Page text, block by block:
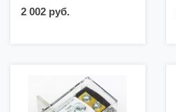
2 002 руб.